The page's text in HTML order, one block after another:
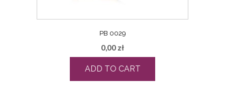
PB 0029
0,00 zł
ADD TO CART